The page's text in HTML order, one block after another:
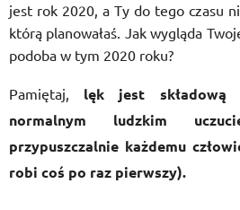
jest rok 2020, a Ty do tego czasu
którą planowałaś. Jak wygląda
podoba w tym 2020 roku?
Pamiętaj, lęk jest składową
normalnym ludzkim
przypuszczalnie każdemu
robi coś po raz pierwszy).